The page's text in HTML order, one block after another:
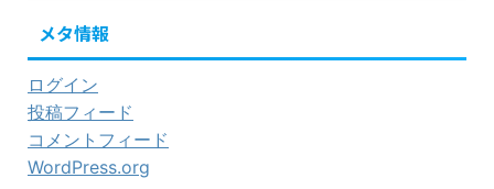
メタ情報
ログイン
投稿フィード
コメントフィード
WordPress.org